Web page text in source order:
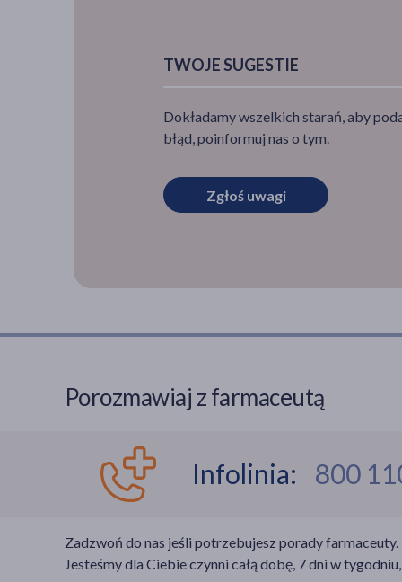
TWOJE SUGESTIE
Dokładamy wszelkich starań, aby
błąd, poinformuj nas o tym.
Zgłoś uwagi
Porozmawiaj z farmaceutą
Infolinia: 800
Zadzwoń do nas jeśli potrzebujesz porady farmaceuty.
Jesteśmy dla Ciebie czynni całą dobę, 7 dni w